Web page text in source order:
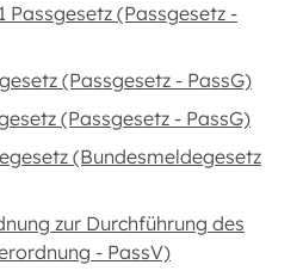
Passgesetz (Passgesetz -
(Passgesetz - PassG)
(Passgesetz - PassG)
(Bundesmeldegesetz
zur Durchführung des
- PassV)